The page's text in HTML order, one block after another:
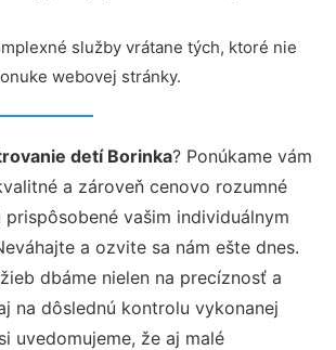
služby vrátane tých, ktoré nie
webovej stránky.
detí Borinka? Ponúkame vám
a zároveň cenovo rozumné
prispôsobené vašim individuálnym
a ozvite sa nám ešte dnes.
dbáme nielen na precíznosť a
na dôslednú kontrolu vykonanej
uvedomujeme, že aj malé